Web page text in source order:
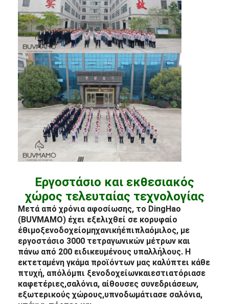
Εργοστάσιο και εκθεσιακός
χώρος τελευταίας τεχνολογίας
Μετά από χρόνια αφοσίωσης, το DingHao
(BUVMAMO) έχει εξελιχθεί σε κορυφαίο
έθιμοξενοδοχείομηχανικήέπιπλαόμιλος, με
εργοστάσιο 3000 τετραγωνικών μέτρων και
πάνω από 200 ειδικευμένους υπαλλήλους. Η
εκτεταμένη γκάμα προϊόντων μας καλύπτει κάθε
πτυχή, απόλόμπι ξενοδοχείωνκαιεστιατόριασε
καφετέριες,σαλόνια, αίθουσες συνεδριάσεων,
εξωτερικούς χώρους,υπνοδωμάτιασε σαλόνια,